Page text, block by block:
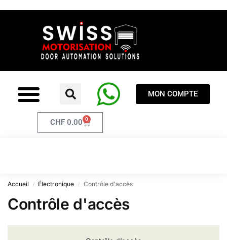
MON COMPTE
CHF0.00 0
Accueil / Électronique / Contrôle d'accès
Contrôle d'accès